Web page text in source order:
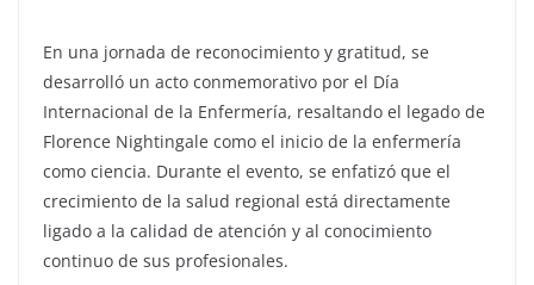
​En una jornada de reconocimiento y gratitud, se
desarrolló un acto conmemorativo por el Día
Internacional de la Enfermería, resaltando el legado de
Florence Nightingale como el inicio de la enfermería
como ciencia. Durante el evento, se enfatizó que el
crecimiento de la salud regional está directamente
ligado a la calidad de atención y al conocimiento
continuo de sus profesionales.